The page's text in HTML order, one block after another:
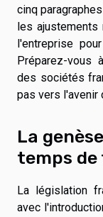
cinq
les
l'entreprise
Préparez-vous
des sociétés
pas vers l'avenir
La
temps
La législation
avec